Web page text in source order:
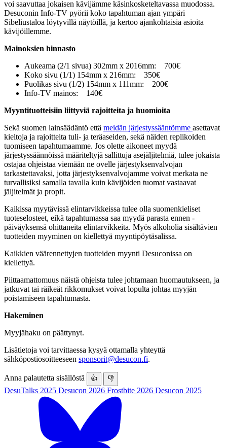
voi saavuttaa jokaisen kävijämme käsinkosketeltavassa muodossa.
Desuconin Info-TV pyörii koko tapahtuman ajan ympäri
Sibeliustaloa löytyvillä näytöillä, ja kertoo ajankohtaisia asioita
kävijöillemme.
Mainoksien hinnasto
Aukeama (2/1 sivua) 302mm x 2016mm: 700€
Koko sivu (1/1) 154mm x 216mm: 350€
Puolikas sivu (1/2) 154mm x 111mm: 200€
Info-TV mainos: 140€
Myyntituotteisiin liittyviä rajoitteita ja huomioita
Sekä suomen lainsäädäntö että meidän järjestyssääntömme asettavat
kieltoja ja rajoitteita tuli- ja teräaseiden, sekä näiden replikoiden
tuomiseen tapahtumaamme. Jos olette aikoneet myydä
järjestyssäännöissä määriteltyjä sallittuja asejäljitelmiä, tulee jokaista
ostajaa ohjeistaa viemään ne ovelle järjestyksenvalvojan
tarkastettavaksi, jotta järjestyksenvalvojamme voivat merkata ne
turvallisiksi samalla tavalla kuin kävijöiden tuomat vastaavat
jäljitelmät ja propit.
Kaikissa myytävissä elintarvikkeissa tulee olla suomenkieliset
tuoteselosteet, eikä tapahtumassa saa myydä parasta ennen -
päiväyksensä ohittaneita elintarvikkeita. Myös alkoholia sisältävien
tuotteiden myyminen on kiellettyä myyntipöytäsalissa.
Kaikkien väärennettyjen tuotteiden myynti Desuconissa on
kiellettyä.
Piittaamattomuus näistä ohjeista tulee johtamaan huomautukseen, ja
jatkuvat tai räikeät rikkomukset voivat lopulta johtaa myyjän
poistamiseen tapahtumasta.
Hakeminen
Myyjähaku on päättynyt.
Lisätietoja voi tarvittaessa kysyä ottamalla yhteyttä
sähköpostiosoitteeseen sponsorit@desucon.fi.
Anna palautetta sisällöstä 👍 👎
DesuTalks 2025 Desucon 2026 Frostbite 2026 Desucon 2025